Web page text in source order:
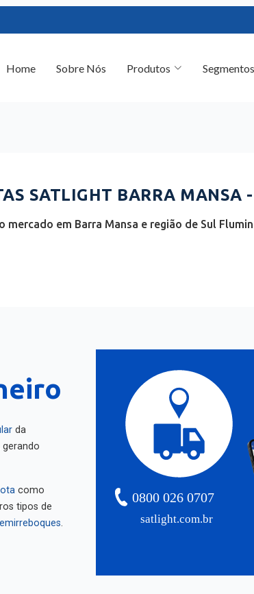
SATLIGHT BARRA MANSA
em Barra Mansa e região de Sul
da
como
tipos de
satlight.com.br
0800 026 0707